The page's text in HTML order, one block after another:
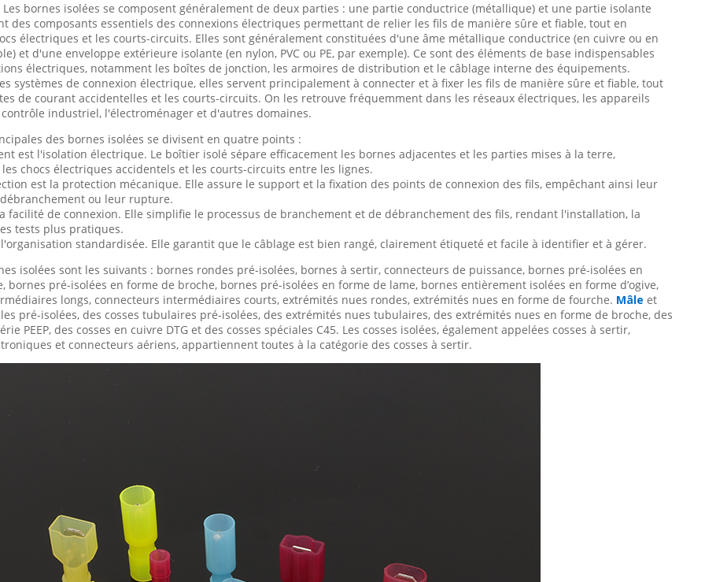
Les bornes isolées se composent généralement de deux parties : une partie conductrice (métallique) et une partie isolante
des composants essentiels des connexions électriques permettant de relier les fils de manière sûre et fiable, tout en
électriques et les courts-circuits. Elles sont généralement constituées d'une âme métallique conductrice (en cuivre ou en
et d'une enveloppe extérieure isolante (en nylon, PVC ou PE, par exemple). Ce sont des éléments de base indispensables
électriques, notamment les boîtes de jonction, les armoires de distribution et le câblage interne des équipements.
systèmes de connexion électrique, elles servent principalement à connecter et à fixer les fils de manière sûre et fiable, tout
de courant accidentelles et les courts-circuits. On les retrouve fréquemment dans les réseaux électriques, les appareils
industriel, l'électroménager et d'autres domaines.
des bornes isolées se divisent en quatre points :
est l'isolation électrique. Le boîtier isolé sépare efficacement les bornes adjacentes et les parties mises à la terre,
chocs électriques accidentels et les courts-circuits entre les lignes.
est la protection mécanique. Elle assure le support et la fixation des points de connexion des fils, empêchant ainsi leur
ou leur rupture.
facilité de connexion. Elle simplifie le processus de branchement et de débranchement des fils, rendant l'installation, la
tests plus pratiques.
standardisée. Elle garantit que le câblage est bien rangé, clairement étiqueté et facile à identifier et à gérer.
isolées sont les suivants : bornes rondes pré-isolées, bornes à sertir, connecteurs de puissance, bornes pré-isolées en
bornes pré-isolées en forme de broche, bornes pré-isolées en forme de lame, bornes entièrement isolées en forme d’ogive,
longs, connecteurs intermédiaires courts, extrémités nues rondes, extrémités nues en forme de fourche. Mâle et
pré-isolées, des cosses tubulaires pré-isolées, des extrémités nues tubulaires, des extrémités nues en forme de broche, des
PEEP, des cosses en cuivre DTG et des cosses spéciales C45. Les cosses isolées, également appelées cosses à sertir,
et connecteurs aériens, appartiennent toutes à la catégorie des cosses à sertir.